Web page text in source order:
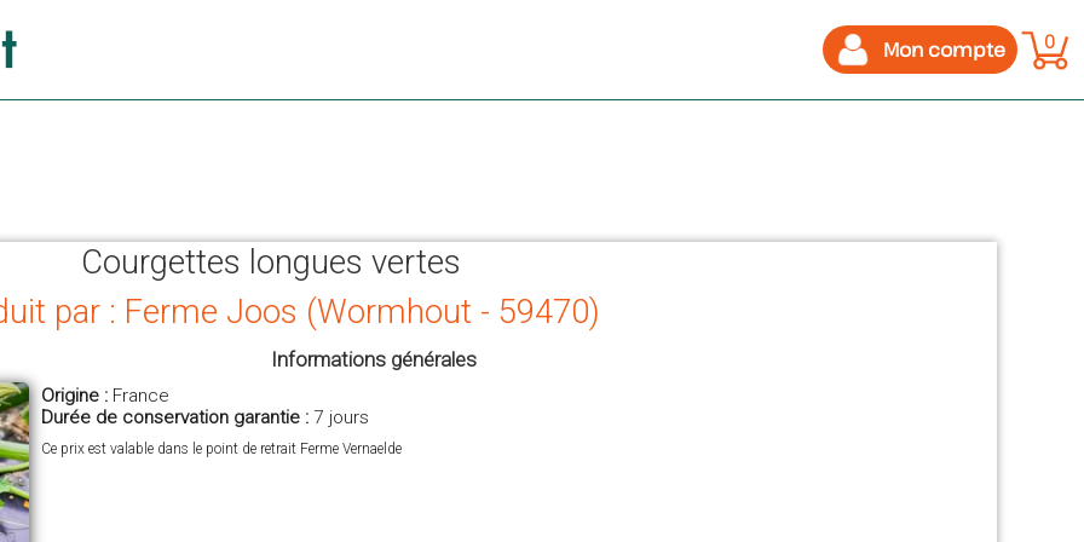
Mon compte 0
Courgettes longues vertes
par : Ferme Joos (Wormhout - 59470)
Informations générales
Origine : France
Durée de conservation garantie : 7 jours
Ce prix est valable dans le point de retrait Ferme Vernaelde